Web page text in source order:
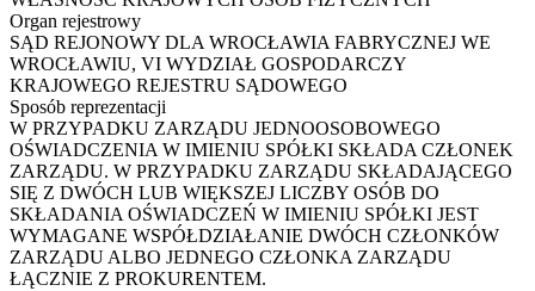
Organ rejestrowy
SĄD REJONOWY DLA WROCŁAWIA FABRYCZNEJ WE
WROCŁAWIU, VI WYDZIAŁ GOSPODARCZY
KRAJOWEGO REJESTRU SĄDOWEGO
Sposób reprezentacji
W PRZYPADKU ZARZĄDU JEDNOOSOBOWEGO
OŚWIADCZENIA W IMIENIU SPÓŁKI SKŁADA CZŁONEK
ZARZĄDU. W PRZYPADKU ZARZĄDU SKŁADAJĄCEGO
SIĘ Z DWÓCH LUB WIĘKSZEJ LICZBY OSÓB DO
SKŁADANIA OŚWIADCZEŃ W IMIENIU SPÓŁKI JEST
WYMAGANE WSPÓŁDZIAŁANIE DWÓCH CZŁONKÓW
ZARZĄDU ALBO JEDNEGO CZŁONKA ZARZĄDU
ŁĄCZNIE Z PROKURENTEM.